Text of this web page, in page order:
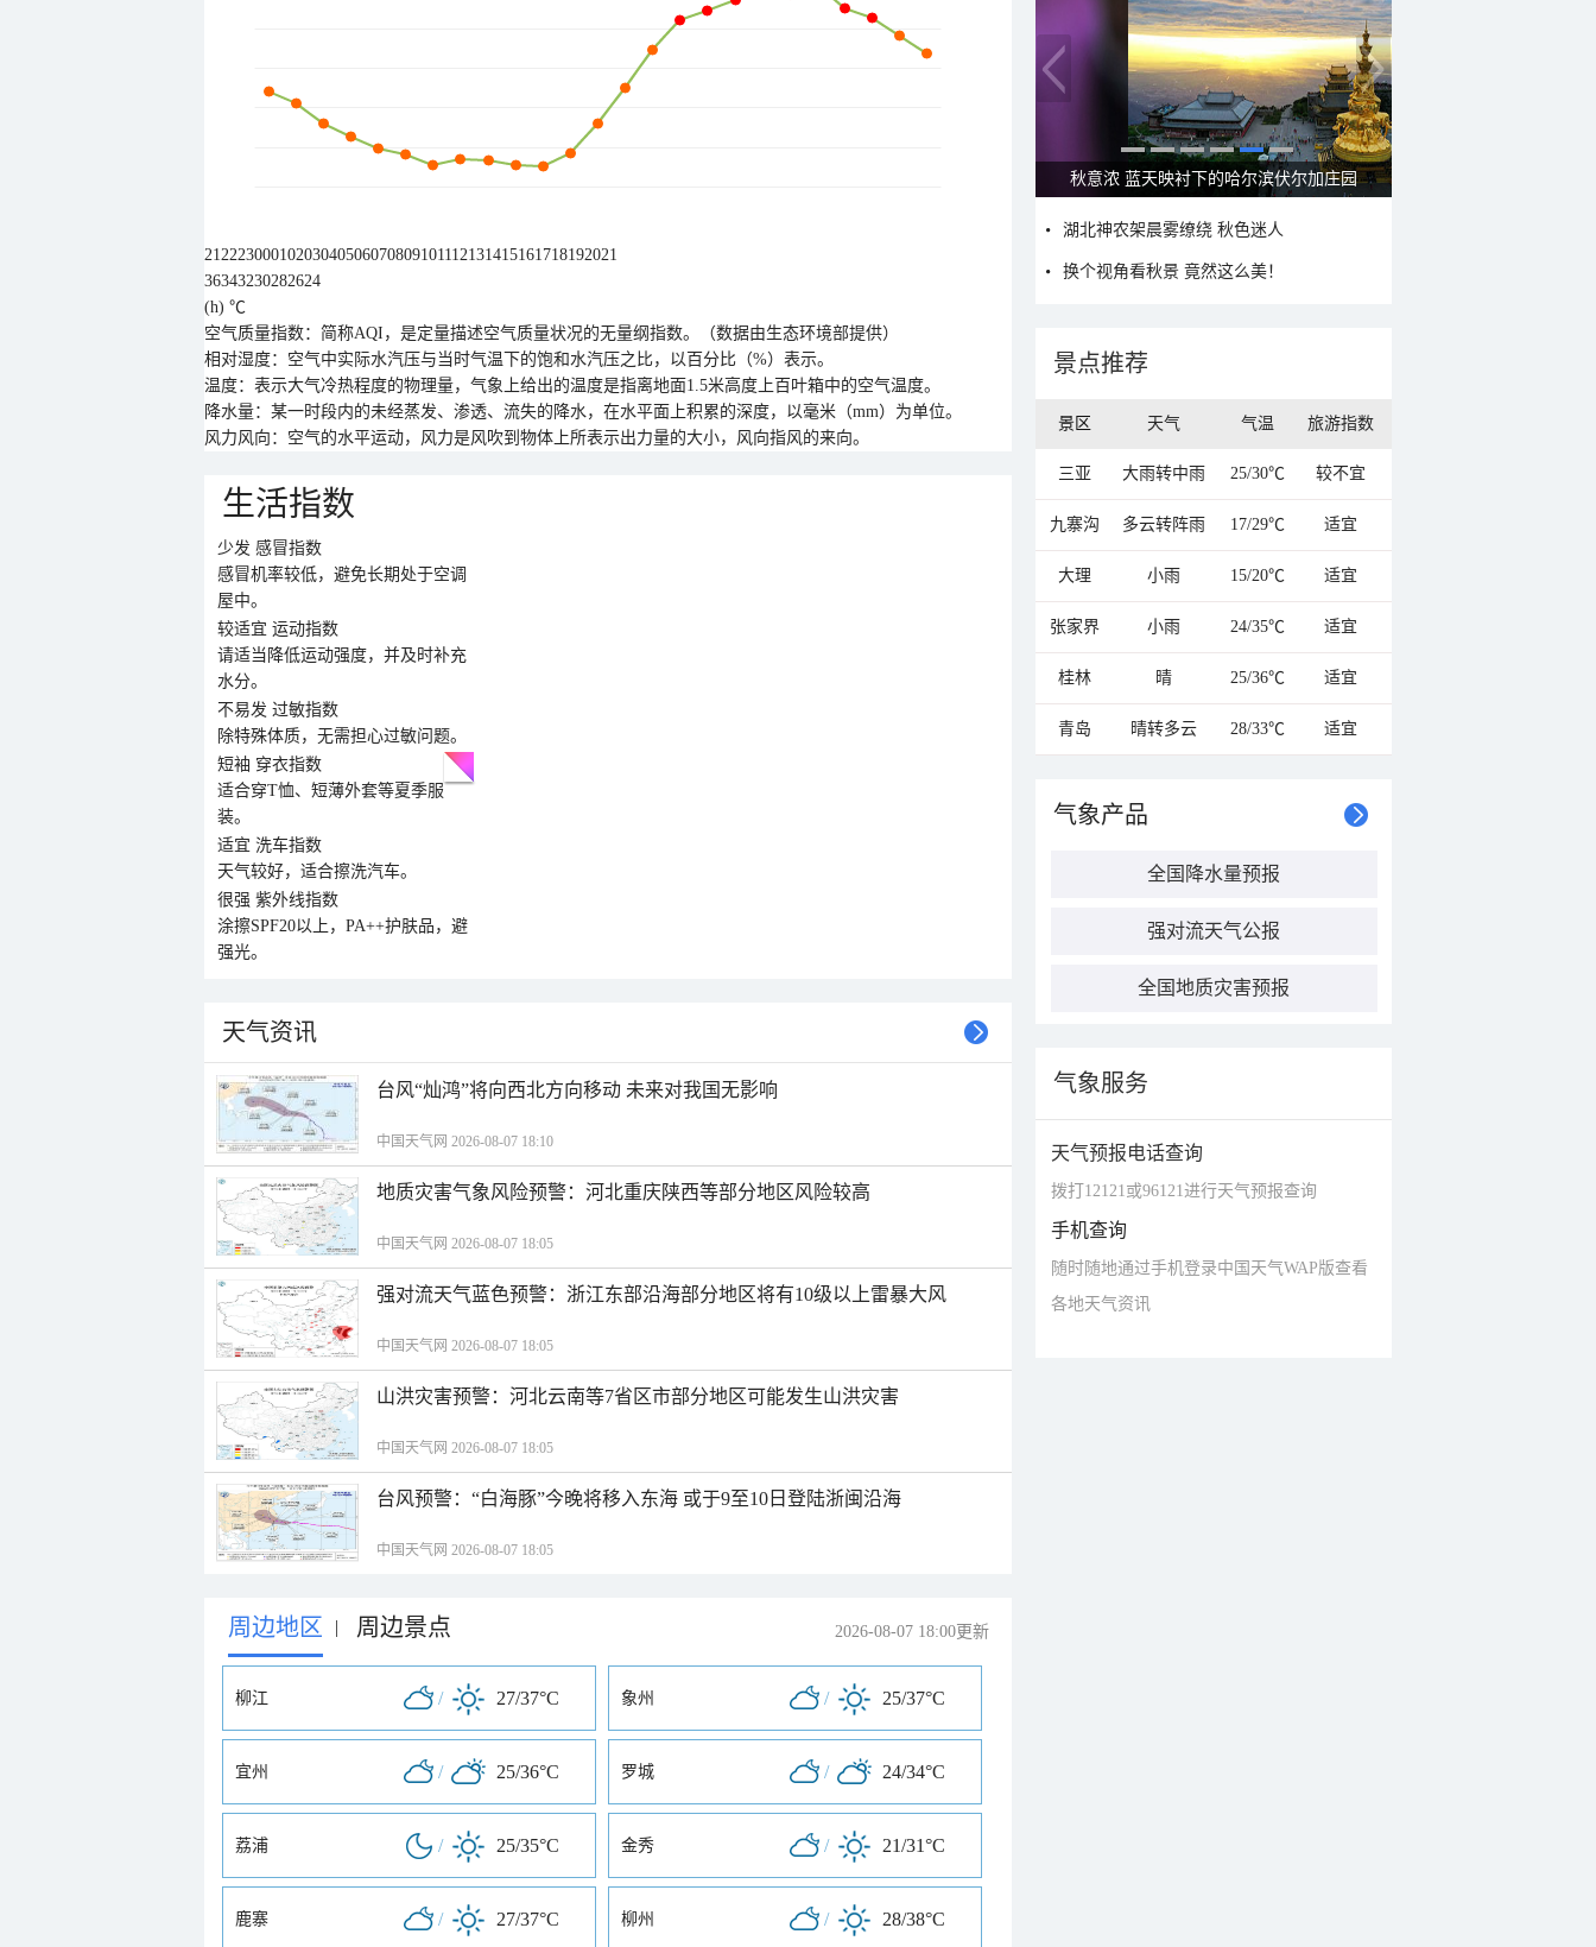
21222300010203040506070809101112131415161718192021
36343230282624
(h) ℃
空气质量指数：简称AQI，是定量描述空气质量状况的无量纲指数。（数据由生态环境部提供）
相对湿度：空气中实际水汽压与当时气温下的饱和水汽压之比，以百分比（%）表示。
温度：表示大气冷热程度的物理量，气象上给出的温度是指离地面1.5米高度上百叶箱中的空气温度。
降水量：某一时段内的未经蒸发、渗透、流失的降水，在水平面上积累的深度，以毫米（mm）为单位。
风力风向：空气的水平运动，风力是风吹到物体上所表示出力量的大小，风向指风的来向。
生活指数
少发 感冒指数
感冒机率较低，避免长期处于空调
屋中。
较适宜 运动指数
请适当降低运动强度，并及时补充
水分。
不易发 过敏指数
除特殊体质，无需担心过敏问题。
短袖 穿衣指数
适合穿T恤、短薄外套等夏季服
装。
适宜 洗车指数
天气较好，适合擦洗汽车。
很强 紫外线指数
涂擦SPF20以上，PA++护肤品，避
强光。
天气资讯
台风“灿鸿”将向西北方向移动 未来对我国无影响
中国天气网 2026-08-07 18:10
地质灾害气象风险预警：河北重庆陕西等部分地区风险较高
中国天气网 2026-08-07 18:05
强对流天气蓝色预警：浙江东部沿海部分地区将有10级以上雷暴大风
中国天气网 2026-08-07 18:05
山洪灾害预警：河北云南等7省区市部分地区可能发生山洪灾害
中国天气网 2026-08-07 18:05
台风预警：“白海豚”今晚将移入东海 或于9至10日登陆浙闽沿海
中国天气网 2026-08-07 18:05
周边地区 | 周边景点 2026-08-07 18:00更新
柳江 / 27/37°C 象州 / 25/37°C
宜州 / 25/36°C 罗城 / 24/34°C
荔浦 / 25/35°C 金秀 / 21/31°C
鹿寨 / 27/37°C 柳州 / 28/38°C
大美新疆—帕米尔高原好风光
湖北神农架晨雾缭绕 秋色迷人
换个视角看秋景 竟然这么美！
景点推荐
景区 天气 气温 旅游指数
三亚 大雨转中雨 25/30℃ 较不宜
九寨沟 多云转阵雨 17/29℃ 适宜
大理 小雨 15/20℃ 适宜
张家界 小雨 24/35℃ 适宜
桂林 晴 25/36℃ 适宜
青岛 晴转多云 28/33℃ 适宜
气象产品
全国降水量预报
强对流天气公报
全国地质灾害预报
气象服务
天气预报电话查询
拨打12121或96121进行天气预报查询
手机查询
随时随地通过手机登录中国天气WAP版查看
各地天气资讯